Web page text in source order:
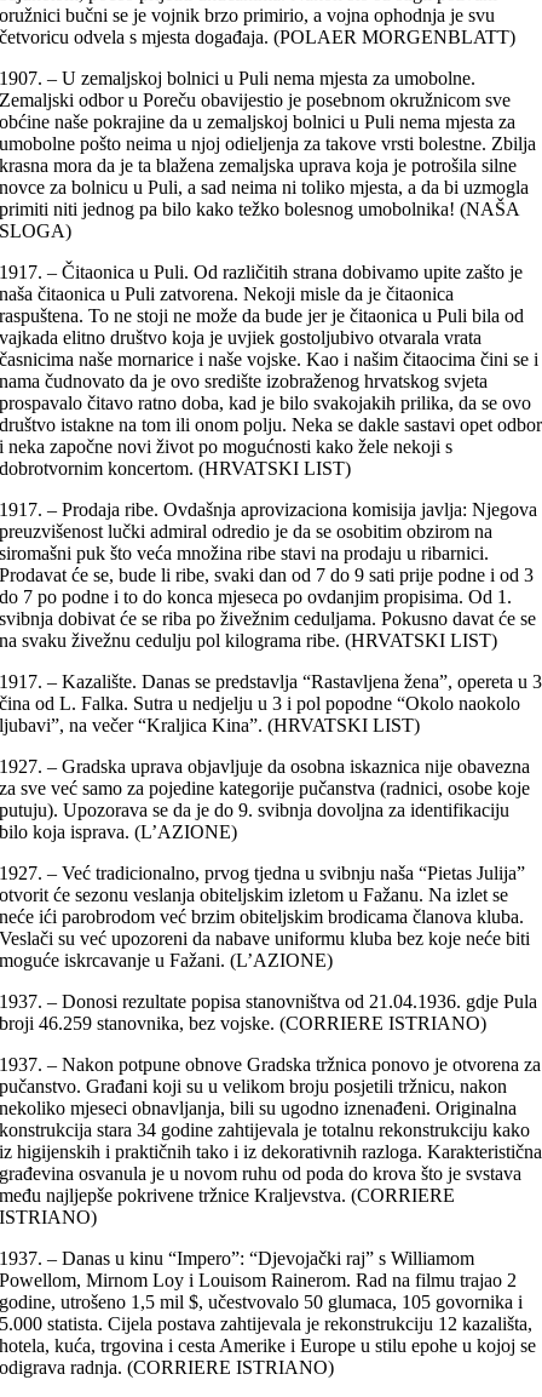
oružnici bučni se je vojnik brzo primirio, a vojna ophodnja je svu
četvoricu odvela s mjesta događaja. (POLAER MORGENBLATT)
1907. – U zemaljskoj bolnici u Puli nema mjesta za umobolne.
Zemaljski odbor u Poreču obavijestio je posebnom okružnicom sve
obćine naše pokrajine da u zemaljskoj bolnici u Puli nema mjesta za
umobolne pošto neima u njoj odieljenja za takove vrsti bolestne. Zbilja
krasna mora da je ta blažena zemaljska uprava koja je potrošila silne
novce za bolnicu u Puli, a sad neima ni toliko mjesta, a da bi uzmogla
primiti niti jednog pa bilo kako težko bolesnog umobolnika! (NAŠA
SLOGA)
1917. – Čitaonica u Puli. Od različitih strana dobivamo upite zašto je
naša čitaonica u Puli zatvorena. Nekoji misle da je čitaonica
raspuštena. To ne stoji ne može da bude jer je čitaonica u Puli bila od
vajkada elitno društvo koja je uvjiek gostoljubivo otvarala vrata
časnicima naše mornarice i naše vojske. Kao i našim čitaocima čini se i
nama čudnovato da je ovo središte izobraženog hrvatskog svjeta
prospavalo čitavo ratno doba, kad je bilo svakojakih prilika, da se ovo
društvo istakne na tom ili onom polju. Neka se dakle sastavi opet odbor
i neka započne novi život po mogućnosti kako žele nekoji s
dobrotvornim koncertom. (HRVATSKI LIST)
1917. – Prodaja ribe. Ovdašnja aprovizaciona komisija javlja: Njegova
preuzvišenost lučki admiral odredio je da se osobitim obzirom na
siromašni puk što veća množina ribe stavi na prodaju u ribarnici.
Prodavat će se, bude li ribe, svaki dan od 7 do 9 sati prije podne i od 3
do 7 po podne i to do konca mjeseca po ovdanjim propisima. Od 1.
svibnja dobivat će se riba po živežnim ceduljama. Pokusno davat će se
na svaku živežnu cedulju pol kilograma ribe. (HRVATSKI LIST)
1917. – Kazalište. Danas se predstavlja “Rastavljena žena”, opereta u 3
čina od L. Falka. Sutra u nedjelju u 3 i pol popodne “Okolo naokolo
ljubavi”, na večer “Kraljica Kina”. (HRVATSKI LIST)
1927. – Gradska uprava objavljuje da osobna iskaznica nije obavezna
za sve već samo za pojedine kategorije pučanstva (radnici, osobe koje
putuju). Upozorava se da je do 9. svibnja dovoljna za identifikaciju
bilo koja isprava. (L’AZIONE)
1927. – Već tradicionalno, prvog tjedna u svibnju naša “Pietas Julija”
otvorit će sezonu veslanja obiteljskim izletom u Fažanu. Na izlet se
neće ići parobrodom već brzim obiteljskim brodicama članova kluba.
Veslači su već upozoreni da nabave uniformu kluba bez koje neće biti
moguće iskrcavanje u Fažani. (L’AZIONE)
1937. – Donosi rezultate popisa stanovništva od 21.04.1936. gdje Pula
broji 46.259 stanovnika, bez vojske. (CORRIERE ISTRIANO)
1937. – Nakon potpune obnove Gradska tržnica ponovo je otvorena za
pučanstvo. Građani koji su u velikom broju posjetili tržnicu, nakon
nekoliko mjeseci obnavljanja, bili su ugodno iznenađeni. Originalna
konstrukcija stara 34 godine zahtijevala je totalnu rekonstrukciju kako
iz higijenskih i praktičnih tako i iz dekorativnih razloga. Karakteristična
građevina osvanula je u novom ruhu od poda do krova što je svstava
među najljepše pokrivene tržnice Kraljevstva. (CORRIERE
ISTRIANO)
1937. – Danas u kinu “Impero”: “Djevojački raj” s Williamom
Powellom, Mirnom Loy i Louisom Rainerom. Rad na filmu trajao 2
godine, utrošeno 1,5 mil $, učestvovalo 50 glumaca, 105 govornika i
5.000 statista. Cijela postava zahtijevala je rekonstrukciju 12 kazališta,
hotela, kuća, trgovina i cesta Amerike i Europe u stilu epohe u kojoj se
odigrava radnja. (CORRIERE ISTRIANO)